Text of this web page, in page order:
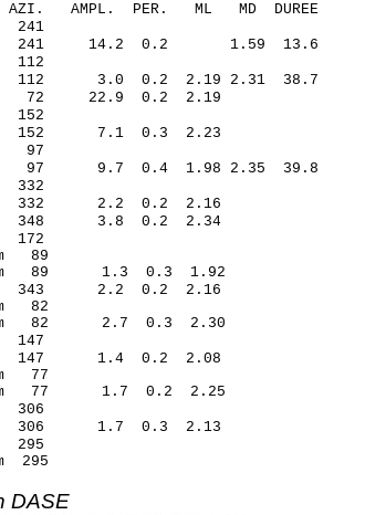
AZI. AMPL. PER. ML MD DUREE
47.8km 241
241 14.2 0.2 1.59 13.6
150.3km 112
112 3.0 0.2 2.19 2.31 38.7
72 22.9 0.2 2.19
188.3km 152
152 7.1 0.3 2.23
189.1km 97
97 9.7 0.4 1.98 2.35 39.8
199.6km 332
332 2.2 0.2 2.16
348 3.8 0.2 2.34
209.6km 172
0.65 225.3km 89
89 1.3 0.3 1.92
343 2.2 0.2 2.16
0.55 238.1km 82
82 2.7 0.3 2.30
246.0km 147
147 1.4 0.2 2.08
267.7km 77
77 1.7 0.2 2.25
274.6km 306
306 1.7 0.3 2.13
296.2km 295
296.2km 295
DASE